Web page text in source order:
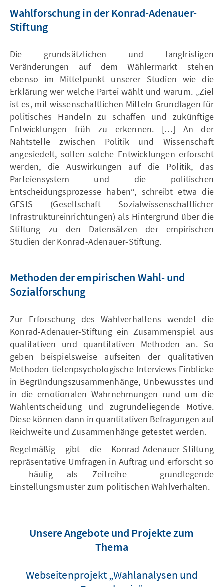
Wahlforschung in der Konrad-Adenauer-
Stiftung
Die grundsätzlichen und langfristigen
Veränderungen auf dem Wählermarkt stehen
ebenso im Mittelpunkt unserer Studien wie die
Erklärung wer welche Partei wählt und warum. „Ziel
ist es, mit wissenschaftlichen Mitteln Grundlagen für
politisches Handeln zu schaffen und zukünftige
Entwicklungen früh zu erkennen. […] An der
Nahtstelle zwischen Politik und Wissenschaft
angesiedelt, sollen solche Entwicklungen erforscht
werden, die Auswirkungen auf die Politik, das
Parteiensystem und die politischen
Entscheidungsprozesse haben“, schreibt etwa die
GESIS (Gesellschaft Sozialwissenschaftlicher
Infrastruktureinrichtungen) als Hintergrund über die
Stiftung zu den Datensätzen der empirischen
Studien der Konrad-Adenauer-Stiftung.
Methoden der empirischen Wahl- und
Sozialforschung
Zur Erforschung des Wahlverhaltens wendet die
Konrad-Adenauer-Stiftung ein Zusammenspiel aus
qualitativen und quantitativen Methoden an. So
geben beispielsweise aufseiten der qualitativen
Methoden tiefenpsychologische Interviews Einblicke
in Begründungszusammenhänge, Unbewusstes und
in die emotionalen Wahrnehmungen rund um die
Wahlentscheidung und zugrundeliegende Motive.
Diese können dann in quantitativen Befragungen auf
Reichweite und Zusammenhänge getestet werden.
Regelmäßig gibt die Konrad-Adenauer-Stiftung
repräsentative Umfragen in Auftrag und erforscht so
– häufig als Zeitreihe – grundlegende
Einstellungsmuster zum politischen Wahlverhalten.
Unsere Angebote und Projekte zum
Thema
Webseitenprojekt „Wahlanalysen und